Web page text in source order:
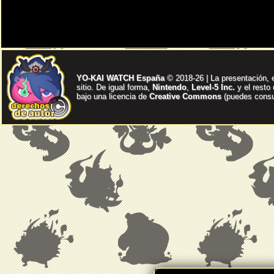
YO-KAI WATCH España© 2018-26 | La presentación,
sitio. De igual forma, Nintendo, Level-5 Inc.y el resto
bajo una licencia deCreative Commons(puedes